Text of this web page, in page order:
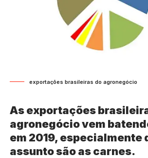
exportações brasileiras do agronegócio
As exportações
agronegócio vem
em 2019, especialmente
assunto são as carnes.